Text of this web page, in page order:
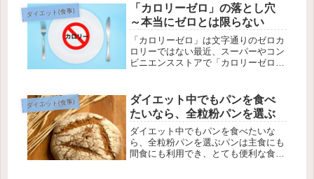
ダイエット(食事)
「カロリーゼロ」の落とし穴
～本当にゼロとは限らない
「カロリーゼロ」は文字通りのゼロカ
ロリーではない最近、スーパーやコン
ビニエンスストアで「カロリーゼロ」
食事のカロリー制限をしている方にと
っては、非常に便利な食品といえるで
し...
ダイエット(食事)
ダイエット中でもパンを食べ
たいなら、全粒粉パンを選ぶ
ダイエット中でもパンを食べたいな
ら、全粒粉パンを選ぶパンは主食にも
間食にも利用でき、とても便利な食べ